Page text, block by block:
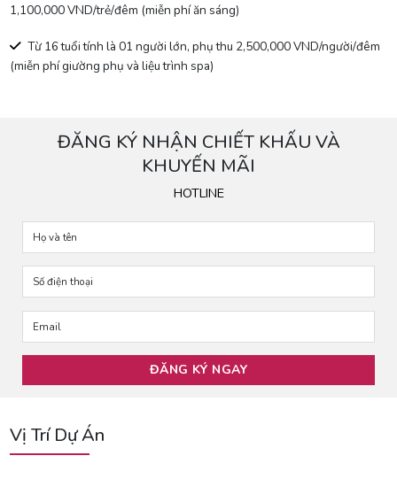
1,100,000 VND/trẻ/đêm (miễn phí ăn sáng)
Từ 16 tuổi tính là 01 người lớn, phụ thu 2,500,000 VND/người/đêm
(miễn phí giường phụ và liệu trình spa)
ĐĂNG KÝ NHẬN CHIẾT KHẤU VÀ
KHUYẾN MÃI
HOTLINE
Vị Trí Dự Án